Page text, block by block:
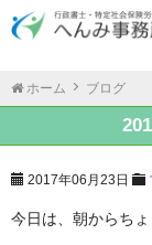
ホーム ブログ
2017年06月23日
今日は、朝からち